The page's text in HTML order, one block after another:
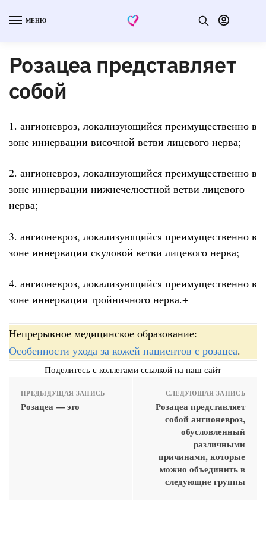
МЕНЮ
Розацеа представляет
собой
1. ангионевроз, локализующийся преимущественно в
зоне иннервации височной ветви лицевого нерва;
2. ангионевроз, локализующийся преимущественно в
зоне иннервации нижнечелюстной ветви лицевого
нерва;
3. ангионевроз, локализующийся преимущественно в
зоне иннервации скуловой ветви лицевого нерва;
4. ангионевроз, локализующийся преимущественно в
зоне иннервации тройничного нерва.+
Непрерывное медицинское образование:
Особенности ухода за кожей пациентов с розацеа.
Поделитесь с коллегами ссылкой на наш сайт
ПРЕДЫДУЩАЯ ЗАПИСЬ
Розацеа — это
СЛЕДУЮЩАЯ ЗАПИСЬ
Розацеа представляет
собой ангионевроз,
обусловленный
различными
причинами, которые
можно объединить в
следующие группы